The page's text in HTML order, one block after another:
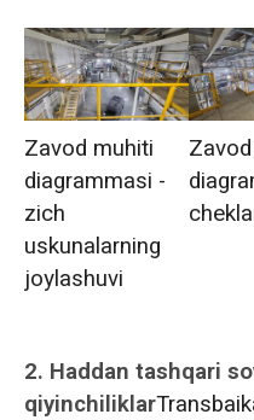
Zavod muhiti
diagrammasi -
zich
uskunalarning
joylashuvi
2. Haddan tashqari
qiyinchiliklar